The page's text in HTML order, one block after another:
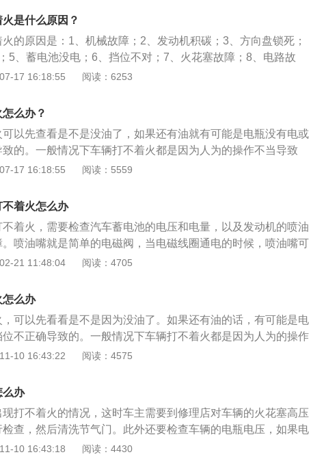
驶位上，打开钥匙门，踩下离合器踏板，挂入二档，然后由其他
车速达到十公里/小时以上时，驾驶员迅速的抬起离合器踏板，由
旋转，发动机就会启动。3、方法三：现在有一种应急启动充
瓶上就可以启动。它的原理其实和向其它车辆借电是一样，但
到两次，再多的就无能为力。
是什么原因？
的原因是：1、机械故障；2、发动机积碳；3、方向盘锁死；
5、蓄电池没电；6、挡位不对；7、火花塞故障；8、电路故
器故障。以2019款捷达VS5为例，其车身结构为5门5座SUV，
款捷达VS5搭载了1.4T涡轮增压发动机，最大功率是110千
牛米，与其匹配的是5挡手动变速箱。
17 16:18:55 阅读：6253
么办？
以先查看是不是没油了，如果还有油就有可能是电瓶没有电或
的。一般情况下车辆打不着火都是因为人为的操作不当导致
上原因还是打不着火，建议去4S店进行维修。捷达是一汽大众
凑型SUV，车身尺寸是长4419mm、宽1841mm、高1616m
。
17 16:18:55 阅读：5559
着火怎么办
着火，需要检查汽车蓄电池的电压和电量，以及发动机的喷油
喷油嘴就是简单的电磁阀，当电磁线圈通电的时候，喷油嘴可
喷孔燃油经过喷口的间隙高速喷出，形成雾状，利于燃烧充
电信信号传输到喷油嘴内的线圈，产生磁场将喷油嘴打开，喷
点是使汽车的燃油供给掌控非常精确，使汽车发动机在任何状
的空燃比，使汽车的废气排放更符合国家环保政策的规定。
21 11:48:04 阅读：4705
怎么办
可以先看看是不是因为没油了。如果还有油的话，有可能是电
不正确导致的。一般情况下车辆打不着火都是因为人为的操作
排除了以上的原因，还是打不着火的话，建议去4S店进行维
种是发电机坏了或电线断了，导致没法充电。一般情况下，电
好检查的，只要按一下喇叭就行。挡位位置不对也会导致打不着
动挡车挡位不对的情况有点不同，自动挡车如果将挡位挂在R
打不着火，而手动挡车，如果不踩离合也是有可能打不着火
10 16:43:22 阅读：4575
么办
打不着火的情况，这时车主需要到修理店对车辆的火花塞高压
查，然后清洗节气门。此外还要检查车辆的电瓶电压，如果电
瓶进行充电。一般情况下，如果车辆打不着火存在着不同的原
10 16:43:18 阅读：4430